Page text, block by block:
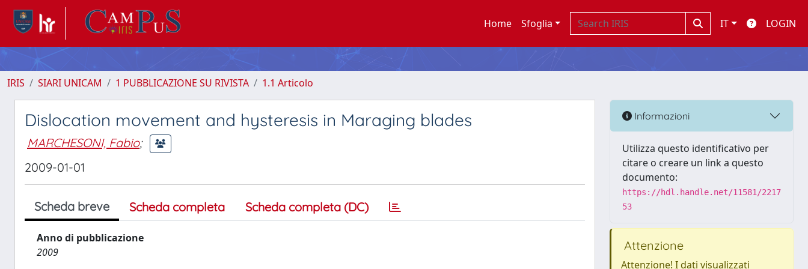
Home Sfoglia IT LOGIN
IRIS SIARI UNICAM 1 PUBBLICAZIONE SU RIVISTA 1.1 Articolo
Dislocation movement and hysteresis in Maraging blades
MARCHESONI, Fabio;
2009-01-01
Scheda breve Scheda completa Scheda completa (DC)
Anno di pubblicazione
2009
Informazioni
Utilizza questo identificativo per
citare o creare un link a questo
documento:
https://hdl.handle.net/11581/2217
53
Attenzione
Attenzione! I dati visualizzati